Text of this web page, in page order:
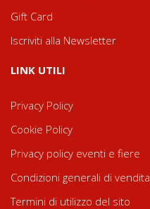
Gift Card
Iscriviti alla Newsletter
LINK UTILI
Privacy Policy
Cookie Policy
Privacy policy eventi e fiere
Condizioni generali di vendita
Termini di utilizzo del sito